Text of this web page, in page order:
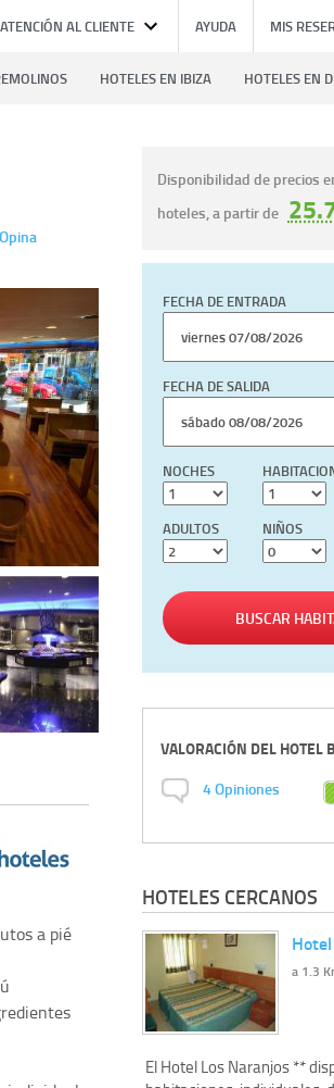
ATENCIÓN AL CLIENTE AYUDA MIS
HOTELES EN IBIZA HOTELES EN
Opina
a pié
Disponibilidad de precios
hoteles, a partir de
FECHA DE ENTRADA
FECHA DE SALIDA
NOCHES
ADULTOS NIÑOS
BUSCAR
VALORACIÓN DELHOTEL
4Opiniones
HOTELES CERCANOS
a 1.3
El Hotel Los Naranjos **